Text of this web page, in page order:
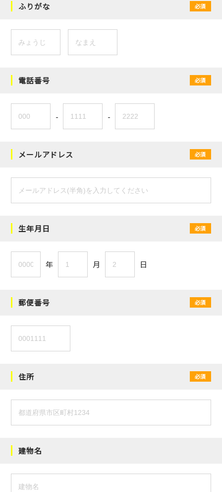
ふりがな 必須
電話番号 必須
- -
メールアドレス 必須
生年月日 必須
年 月 日
郵便番号 必須
住所 必須
建物名